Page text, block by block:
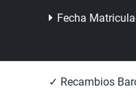
Fecha
✓ Recambios